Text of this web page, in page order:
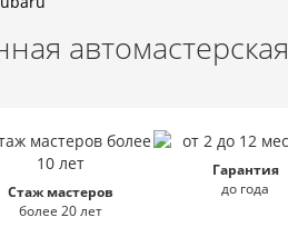
автомастерская
Стаж мастеров
более 20 лет
Гарантия
до года